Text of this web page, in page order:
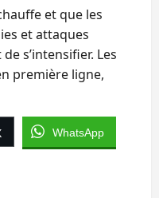
et que les
et attaques
s’intensifier. Les
première ligne,
WhatsApp